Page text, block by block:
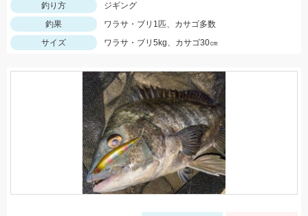
釣り方
ジギング
釣果
ワラサ・ブリ1匹、カサゴ多数
サイズ
ワラサ・ブリ5kg、カサゴ30㎝